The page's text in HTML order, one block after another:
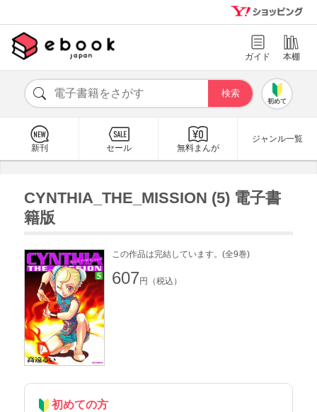
ガイド 本棚
初めて
新刊 セール 無料まんが
ジャンル一覧
CYNTHIA_THE_MISSION (5) 電子書
籍版
この作品は完結しています。(全9巻)
607円（税込）
初めての方